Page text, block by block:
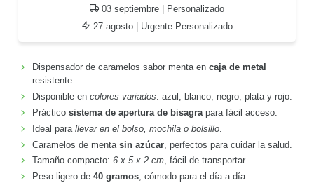
03 septiembre | Personalizado
27 agosto | Urgente Personalizado
Dispensador de caramelos sabor menta en caja de metal
resistente.
Disponible en colores variados: azul, blanco, negro, plata y rojo.
Práctico sistema de apertura de bisagrapara fácil acceso.
Ideal para llevar en el bolso, mochila o bolsillo.
Caramelos de menta sin azúcar, perfectos para cuidar la salud.
Tamaño compacto: 6 x 5 x 2 cm, fácil de transportar.
Peso ligero de 40 gramos, cómodo para el día a día.